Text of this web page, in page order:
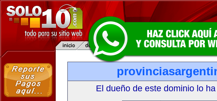
El dueño de este dominio lo